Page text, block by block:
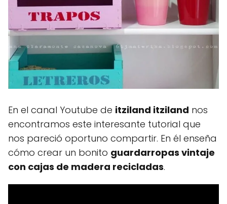
En el canal Youtube de itziland itziland nos
encontramos este interesante tutorial que
nos pareció oportuno compartir. En él enseña
cómo crear un bonito guardarropas vintaje
con cajas de madera recicladas.